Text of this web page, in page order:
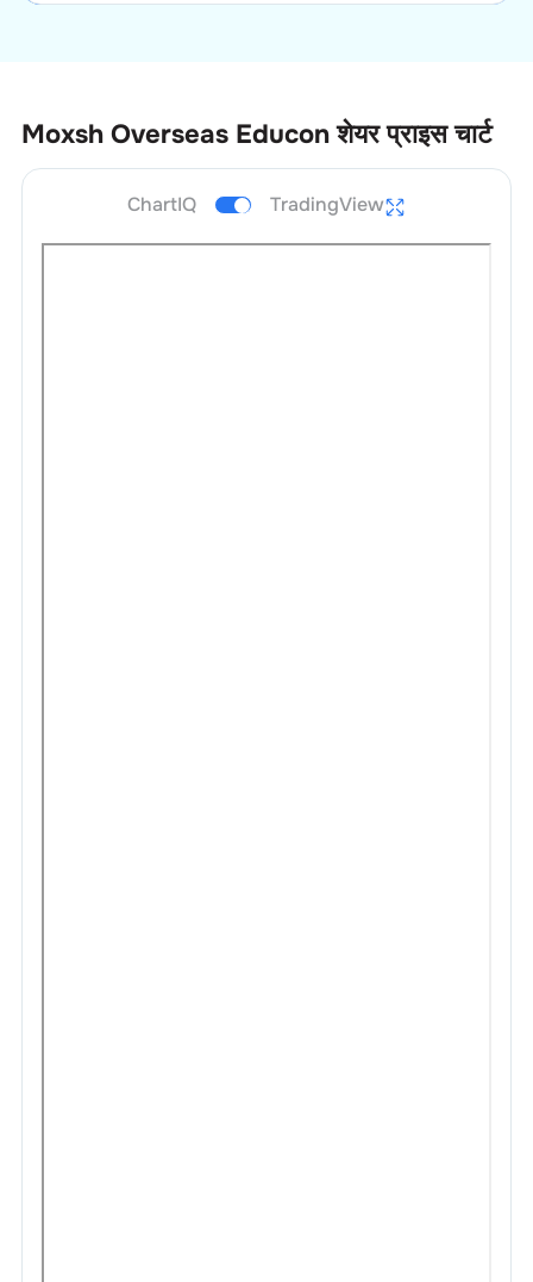
Moxsh Overseas Educon शेयर प्राइस चार्ट
ChartIQ TradingView